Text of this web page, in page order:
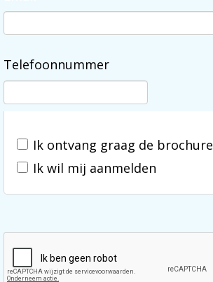
Telefoonnummer
Ik ontvang graag de brochure
Ik wil mij aanmelden